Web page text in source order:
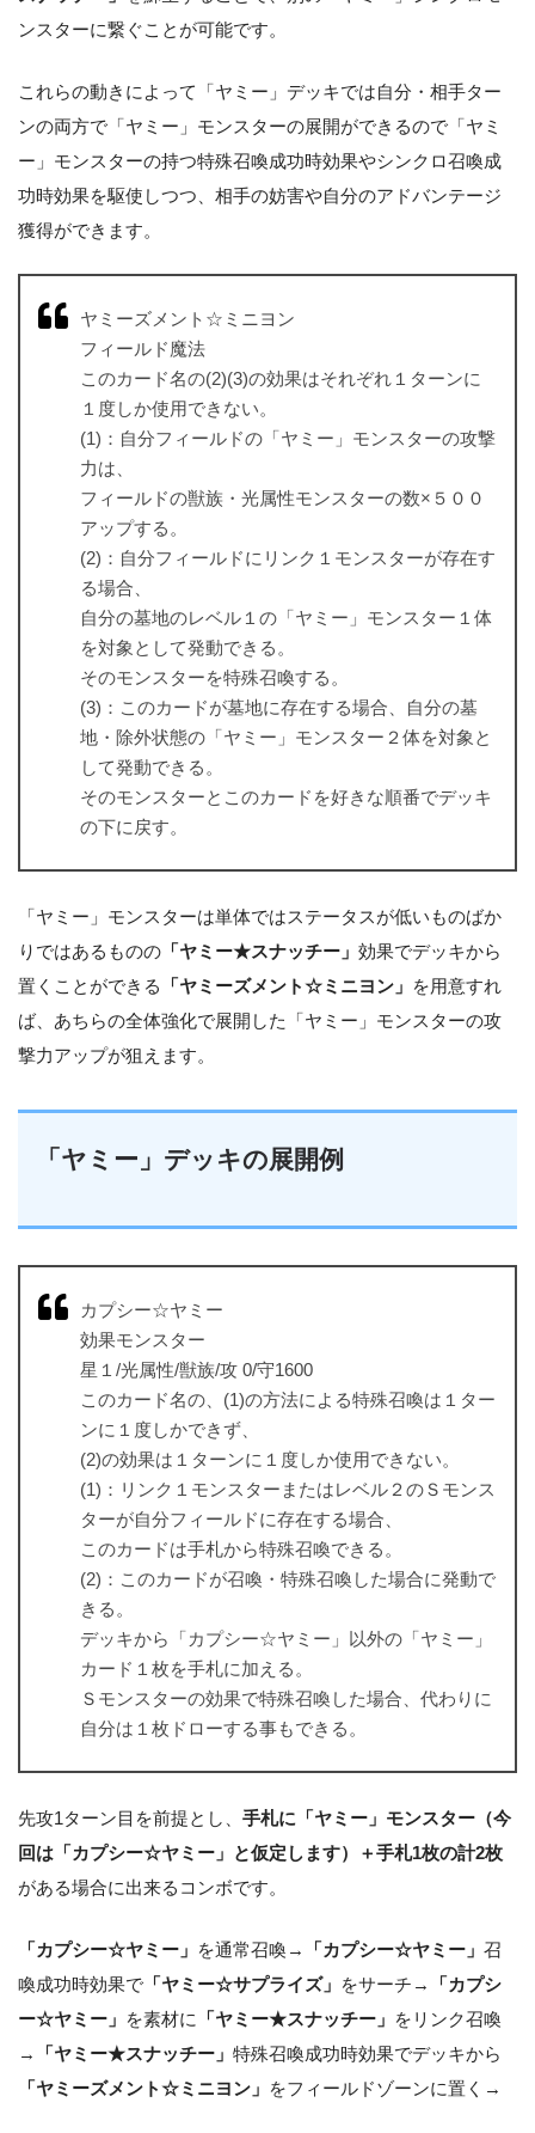
ンスターに繋ぐことが可能です。
これらの動きによって「ヤミー」デッキでは自分・相手ター
ンの両方で「ヤミー」モンスターの展開ができるので「ヤミ
ー」モンスターの持つ特殊召喚成功時効果やシンクロ召喚成
功時効果を駆使しつつ、相手の妨害や自分のアドバンテージ
獲得ができます。
ヤミーズメント☆ミニヨン
フィールド魔法
このカード名の(2)(3)の効果はそれぞれ１ターンに
１度しか使用できない。
(1)：自分フィールドの「ヤミー」モンスターの攻撃
力は、
フィールドの獣族・光属性モンスターの数×５００
アップする。
(2)：自分フィールドにリンク１モンスターが存在す
る場合、
自分の墓地のレベル１の「ヤミー」モンスター１体
を対象として発動できる。
そのモンスターを特殊召喚する。
(3)：このカードが墓地に存在する場合、自分の墓
地・除外状態の「ヤミー」モンスター２体を対象と
して発動できる。
そのモンスターとこのカードを好きな順番でデッキ
の下に戻す。
「ヤミー」モンスターは単体ではステータスが低いものばか
りではあるものの 「ヤミー★スナッチー」 効果でデッキから
置くことができる
「ヤミーズメント☆ミニヨン」 を用意すれ
ば、あちらの全体強化で展開した「ヤミー」モンスターの攻
撃力アップが狙えます。
「ヤミー」デッキの展開例
カプシー☆ヤミー
効果モンスター
星１/光属性/獣族/攻 0/守1600
このカード名の、(1)の方法による特殊召喚は１ター
ンに１度しかできず、
(2)の効果は１ターンに１度しか使用できない。
(1)：リンク１モンスターまたはレベル２のＳモンス
ターが自分フィールドに存在する場合、
このカードは手札から特殊召喚できる。
(2)：このカードが召喚・特殊召喚した場合に発動で
きる。
デッキから「カプシー☆ヤミー」以外の「ヤミー」
カード１枚を手札に加える。
Ｓモンスターの効果で特殊召喚した場合、代わりに
自分は１枚ドローする事もできる。
先攻1ターン目を前提とし、 手札に「ヤミー」モンスター（今
回は「カプシー☆ヤミー」と仮定します）＋手札1枚の計2枚
がある場合に出来るコンボです。
「カプシー☆ヤミー」 を通常召喚→ 「カプシー☆ヤミー」 召
喚成功時効果で 「ヤミー☆サプライズ」 をサーチ→
「カプシ
ー☆ヤミー」 を素材に 「ヤミー★スナッチー」 をリンク召喚
→
「ヤミー★スナッチー」 特殊召喚成功時効果でデッキから
「ヤミーズメント☆ミニヨン」 をフィールドゾーンに置く→